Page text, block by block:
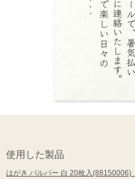
使用した製品
はがき パルパー 白 20枚入(88150006)